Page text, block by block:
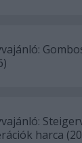
harca